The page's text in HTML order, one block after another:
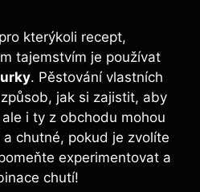
kterýkoli recept,
tajemstvím je používat
. Pěstování vlastních
jak si zajistit, aby
i ty z obchodu mohou
chutné, pokud je zvolíte
experimentovat a
chutí!